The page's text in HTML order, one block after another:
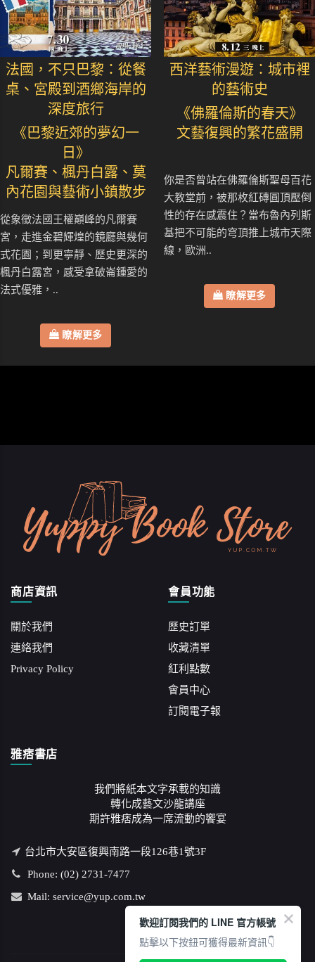
法國，不只巴黎：從餐
桌、宮殿到酒鄉海岸的
深度旅行
《巴黎近郊的夢幻一
日》
凡爾賽、楓丹白露、莫
內花園與藝術小鎮散步
從象徵法國王權巔峰的凡爾賽
宮，走進金碧輝煌的鏡廳與幾何
式花園；到更寧靜、歷史更深的
楓丹白露宮，感受拿破崙鍾愛的
法式優雅，..
瞭解更多
西洋藝術漫遊：城市裡
的藝術史
《佛羅倫斯的春天》
文藝復興的繁花盛開
你是否曾站在佛羅倫斯聖母百花
大教堂前，被那枚紅磚圓頂壓倒
性的存在感震住？當布魯內列斯
基把不可能的穹頂推上城市天際
線，歐洲..
瞭解更多
商店資訊
關於我們
連絡我們
Privacy Policy
會員功能
歷史訂單
收藏清單
紅利點數
會員中心
訂閱電子報
雅痞書店
我們將紙本文字承載的知識
轉化成藝文沙龍講座
期許雅痞成為一席流動的饗宴
台北市大安區復興南路一段126巷1號3F
Phone: (02) 2731-7477
Mail: service@yup.com.tw
歡迎訂閱我們的 LINE 官方帳號
點擊以下按鈕可獲得最新資訊👇